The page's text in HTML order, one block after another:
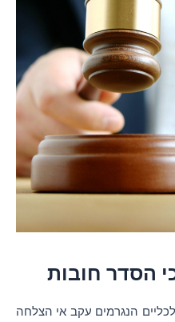
הסדר חובות
הנגרמים עקב אי הצלחה